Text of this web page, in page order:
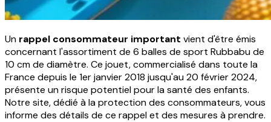
Un rappel consommateur important vient d'être émis
concernant l'assortiment de 6 balles de sport Rubbabu de
10 cm de diamètre. Ce jouet, commercialisé dans toute la
France depuis le 1er janvier 2018 jusqu'au 20 février 2024,
présente un risque potentiel pour la santé des enfants.
Notre site, dédié à la protection des consommateurs, vous
informe des détails de ce rappel et des mesures à prendre.